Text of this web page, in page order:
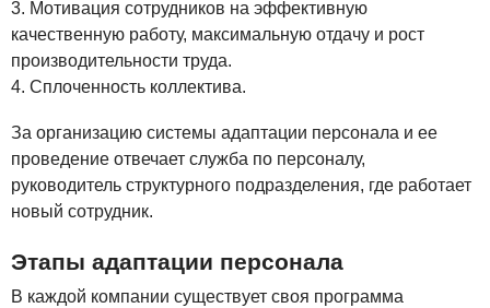
Мотивация сотрудников на эффективную
качественную работу, максимальную отдачу и рост
производительности труда.
Сплоченность коллектива.
За организацию системы адаптации персонала и ее
проведение отвечает служба по персоналу,
руководитель структурного подразделения, где работает
новый сотрудник.
Этапы адаптации персонала
В каждой компании существует своя программа